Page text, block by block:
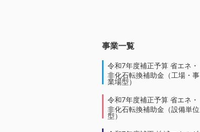
事業一覧
令和7年度補正予算 省エネ・
非化石転換補助金（工場・事
業場型）
令和7年度補正予算 省エネ・
非化石転換補助金（設備単位
型）